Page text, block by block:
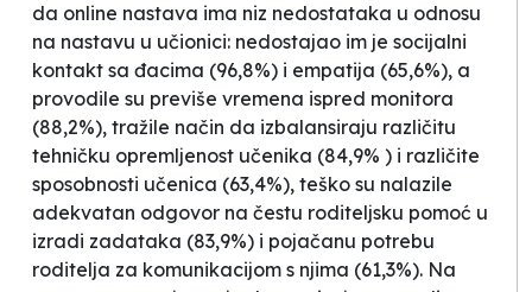
da online nastava ima niz nedostataka u odnosu
na nastavu u učionici: nedostajao im je socijalni
kontakt sa đacima (96,8%) i empatija (65,6%), a
provodile su previše vremena ispred monitora
(88,2%), tražile način da izbalansiraju različitu
tehničku opremljenost učenika (84,9% ) i različite
sposobnosti učenica (63,4%), teško su nalazile
adekvatan odgovor na čestu roditeljsku pomoć u
izradi zadataka (83,9%) i pojačanu potrebu
roditelja za komunikacijom s njima (61,3%). Na